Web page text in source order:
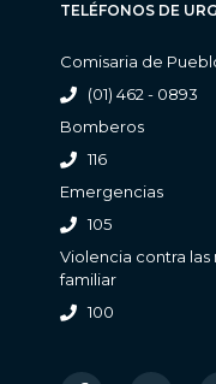
TELÉFONOS DE
Comisaria de
(01) 462 - 0893
Bomberos
116
Emergencias
105
Violencia contra
familiar
100